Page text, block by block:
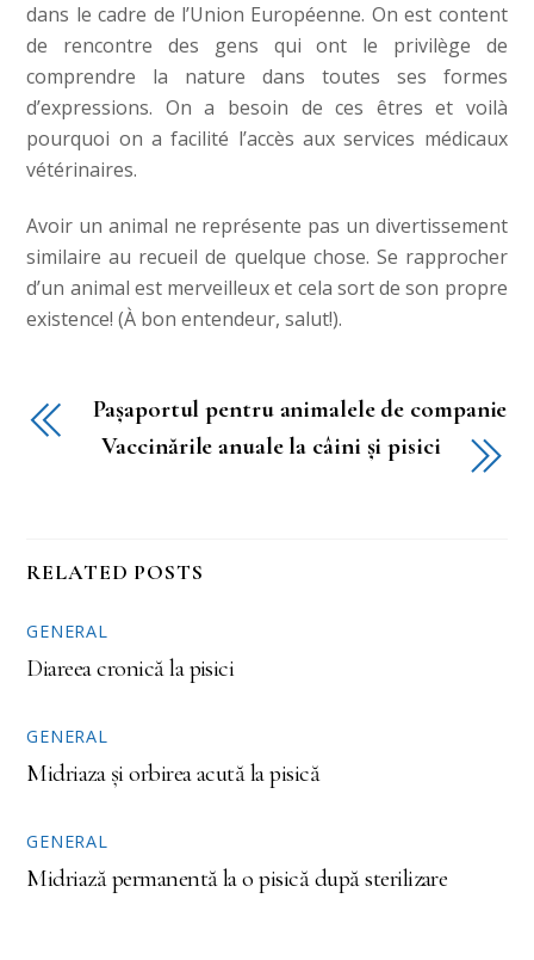
dans le cadre de l’Union Européenne. On est content
de rencontre des gens qui ont le privilège de
comprendre la nature dans toutes ses formes
d’expressions. On a besoin de ces êtres et voilà
pourquoi on a facilité l’accès aux services médicaux
vétérinaires.
Avoir un animal ne représente pas un divertissement
similaire au recueil de quelque chose. Se rapprocher
d’un animal est merveilleux et cela sort de son propre
existence! (À bon entendeur, salut!).
Pașaportul pentru animalele de companie
Vaccinările anuale la câini și pisici
RELATED POSTS
GENERAL
Diareea cronică la pisici
GENERAL
Midriaza și orbirea acută la pisică
GENERAL
Midriază permanentă la o pisică după sterilizare